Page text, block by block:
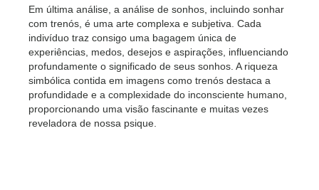
Em última análise, a análise de sonhos, incluindo sonhar
com trenós, é uma arte complexa e subjetiva. Cada
indivíduo traz consigo uma bagagem única de
experiências, medos, desejos e aspirações, influenciando
profundamente o significado de seus sonhos. A riqueza
simbólica contida em imagens como trenós destaca a
profundidade e a complexidade do inconsciente humano,
proporcionando uma visão fascinante e muitas vezes
reveladora de nossa psique.